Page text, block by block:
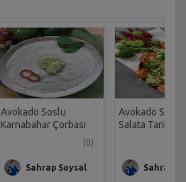
Avokado Soslu
Karnabahar Çorbası
(0)
Sahrap Soysal
Avokado Soslu
Salata Tarifi
Sahrap